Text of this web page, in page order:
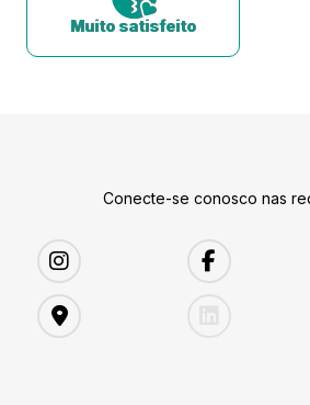
Muito satisfeito
Conecte-se conosco nas